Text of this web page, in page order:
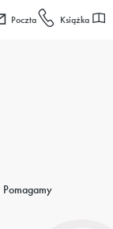
Poczta Książka
Pomagamy